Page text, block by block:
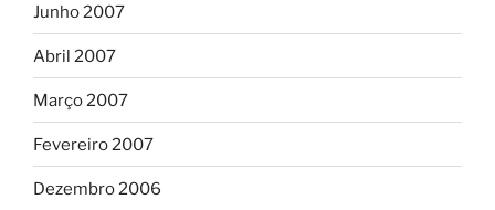
Junho 2007
Abril 2007
Março 2007
Fevereiro 2007
Dezembro 2006